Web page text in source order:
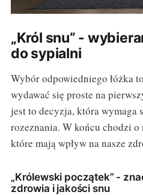
„Król snu” -
do sypialni
Wybór odpowiedniego łóżka
wydawać się proste na
jest to decyzja, która wymaga
rozeznania. W końcu chodzi
które mają wpływ na nasze
„Królewski początek” -
zdrowia i jakości snu